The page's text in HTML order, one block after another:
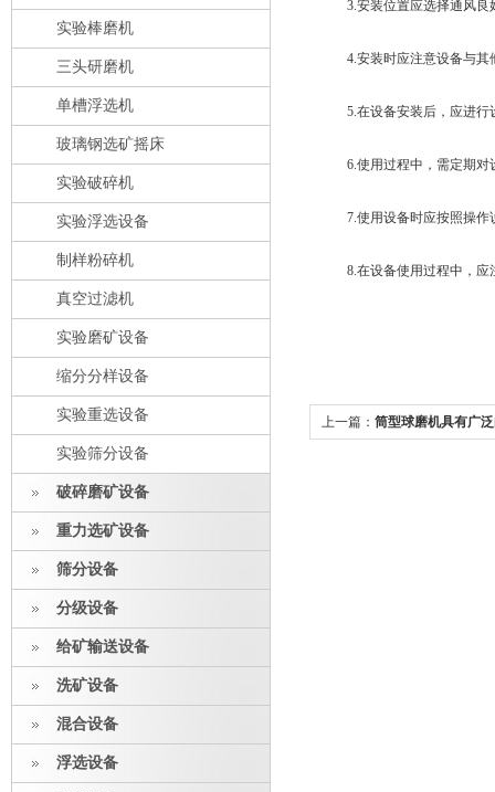
实验棒磨机
三头研磨机
单槽浮选机
玻璃钢选矿摇床
实验破碎机
实验浮选设备
制样粉碎机
真空过滤机
实验磨矿设备
缩分分样设备
实验重选设备
实验筛分设备
破碎磨矿设备
重力选矿设备
筛分设备
分级设备
给矿输送设备
洗矿设备
混合设备
浮选设备
3.安装位置应选择通风良
4.安装时应注意设备与其
5.在设备安装后，应进行
6.使用过程中，需定期对
7.使用设备时应按照操作
8.在设备使用过程中，应
上一篇： 筒型球磨机具有广